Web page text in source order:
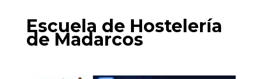
Escuela de Hostelería
de Madarcos